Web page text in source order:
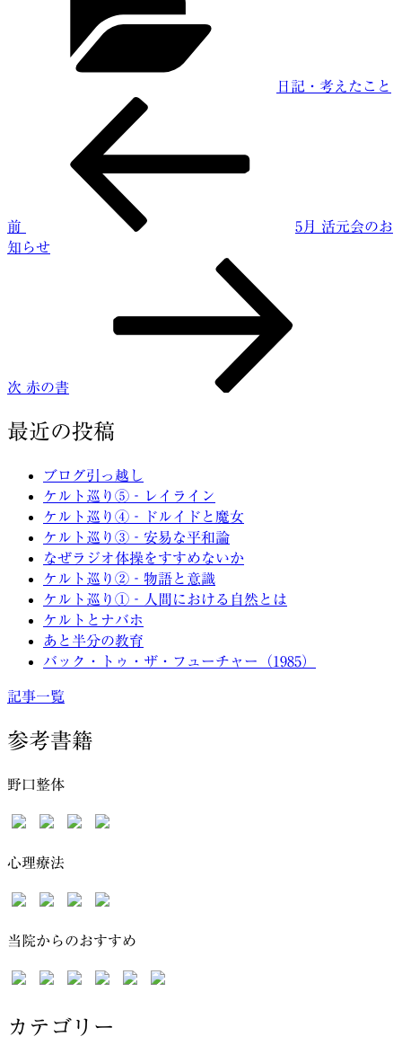
日記・考えたこと
ゲ
前
5月 活元会のお
知らせ
次 赤の書
最近の投稿
ブログ引っ越し
ケルト巡り⑤‐レイライン
ケルト巡り④‐ドルイドと魔女
ケルト巡り③‐安易な平和論
なぜラジオ体操をすすめないか
ケルト巡り②‐物語と意識
ケルト巡り①‐人間における自然とは
ケルトとナバホ
あと半分の教育
バック・トゥ・ザ・フューチャー（1985）
記事一覧
参考書籍
野口整体
心理療法
当院からのおすすめ
カテゴリー